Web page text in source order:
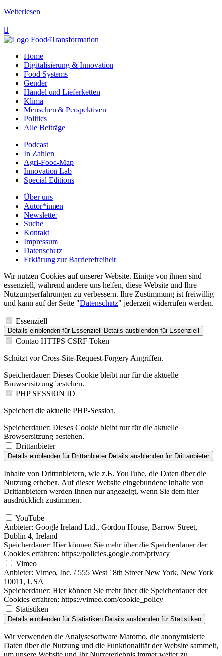
Weiterlesen

Home
Digitalisierung & Innovation
Food Systems
Gender
Handel und Lieferketten
Klima
Menschen & Perspektiven
Politics
Alle Beiträge
Podcast
In Zahlen
Agri-Food-Map
Innovation Lab
Special Editions
Über uns
Autor*innen
Newsletter
Suche
Kontakt
Impressum
Datenschutz
Erklärung zur Barrierefreiheit
Wir nutzen Cookies auf unserer Website. Einige von ihnen sind
essenziell, während andere uns helfen, diese Website und Ihre
Nutzungserfahrungen zu verbessern. Ihre Zustimmung ist freiwillig
und kann auf der Seite "Datenschutz" jederzeit widerrufen werden.
Essenziell
Details einblenden für Essenziell Details ausblenden für Essenziell
Contao HTTPS CSRF Token
Schützt vor Cross-Site-Request-Forgery Angriffen.
Speicherdauer: Dieses Cookie bleibt nur für die aktuelle
Browsersitzung bestehen.
PHP SESSION ID
Speichert die aktuelle PHP-Session.
Speicherdauer: Dieses Cookie bleibt nur für die aktuelle
Browsersitzung bestehen.
Drittanbieter
Details einblenden für Drittanbieter Details ausblenden für Drittanbieter
Inhalte von Drittanbietern, wie z.B. YouTube, die Daten über die
Nutzung erheben. Auf dieser Website eingebundene Inhalte von
Drittanbietern werden Ihnen nur angezeigt, wenn Sie dem hier
ausdrücklich zustimmen.
YouTube
Anbieter: Google Ireland Ltd., Gordon House, Barrow Street,
Dublin 4, Ireland
Speicherdauer: Hier können Sie mehr über die Speicherdauer der
Cookies erfahren: https://policies.google.com/privacy
Vimeo
Anbieter: Vimeo, Inc. / 555 West 18th Street New York, New York
10011, USA
Speicherdauer: Hier können Sie mehr über die Speicherdauer der
Cookies erfahren: https://vimeo.com/cookie_policy
Statistiken
Details einblenden für Statistiken Details ausblenden für Statistiken
Wir verwenden die Analysesoftware Matomo, die anonymisierte
Daten über die Nutzung und die Funktionalität der Website sammelt,